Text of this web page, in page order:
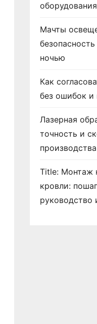
оборудования
Мачты
ночью
Как
без ошибок и
Лазерная
точность и
производства
Title: Монтаж
кровли:
руководство